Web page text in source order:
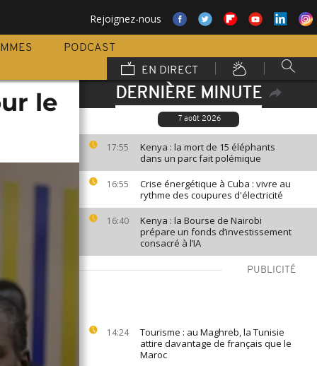
Rejoignez-nous
PODCAST
EN DIRECT
DERNIÈRE MINUTE
7 août 2026
17:55
Kenya : la mort de 15 éléphants
dans un parc fait polémique
16:55
Crise énergétique à Cuba : vivre au
rythme des coupures d'électricité
16:40
Kenya : la Bourse de Nairobi
prépare un fonds d’investissement
consacré à l’IA
PUBLICITÉ
14:24
Tourisme : au Maghreb, la Tunisie
attire davantage de français que le
Maroc
le